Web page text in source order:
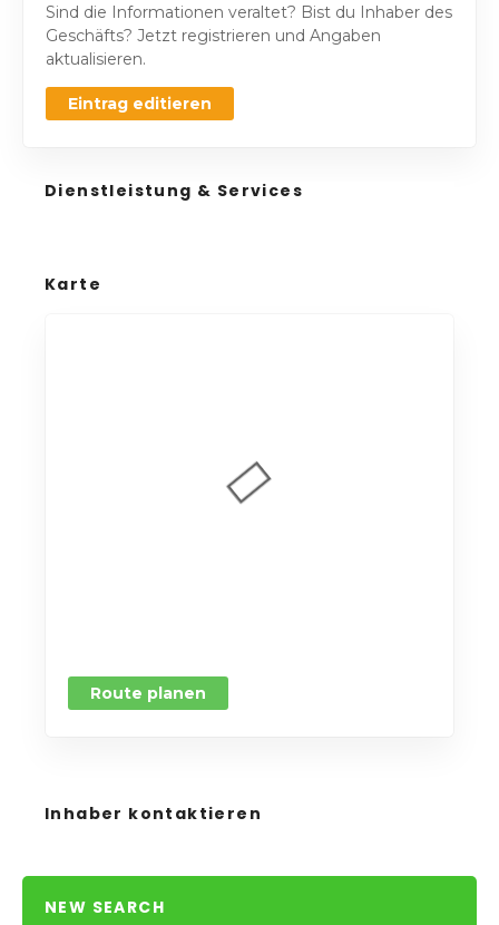
Sind die Informationen veraltet? Bist du Inhaber des
Geschäfts? Jetzt registrieren und Angaben
aktualisieren.
Eintrag editieren
Dienstleistung & Services
Karte
Route planen
Inhaber kontaktieren
NEW SEARCH